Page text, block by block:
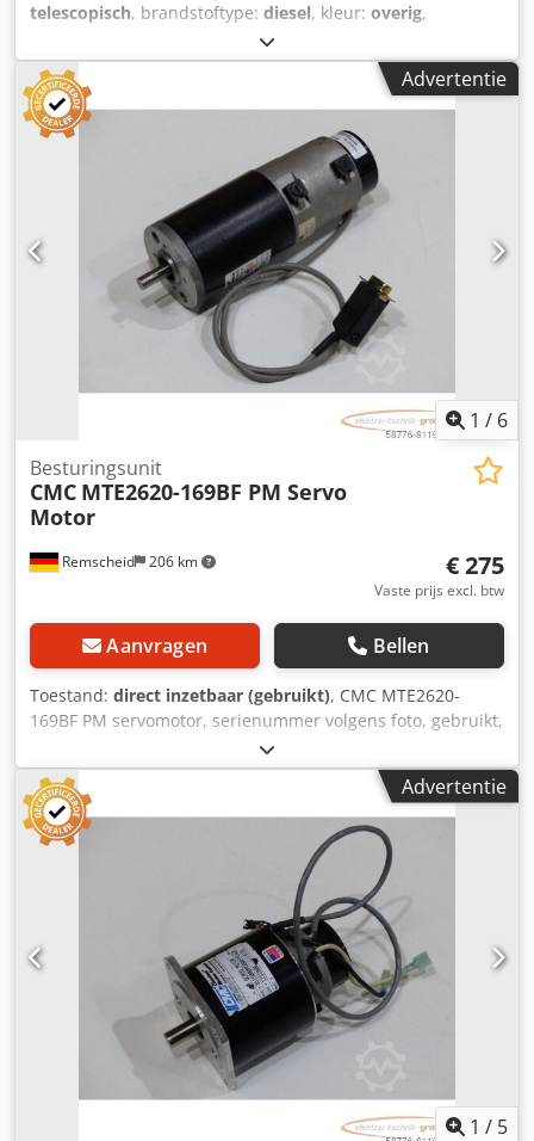
telescopisch, brandstoftype: diesel, kleur: overig,
Algemene informatie Kilometerstand: 92.626 km Kenteken:
VJ-350-F Technische informatie Djdpfxezlhmge Adyjck
Versnellingsbak: handgeschakeld Aandrijving:
voorwielaandrijving Toelaatbaar totaalgewicht: 3.410 kg
Functioneel Hefcapaciteit: 200 kg Werkhoogte: 2.100 cm
CE-markering: ja Staat Technische staat: goed Optische
staat: goed Mercedes Sprinter met CMC PLA210 – bouwjaar
2014 – 92.626 km (oplopend) Bouwjaar: 2014
Kilometerstand: 92.626 km Type hefplatform: CMC PLA210
ChassismMerk: Mercedes-Benz Sprinter Werkhoogte: 21
meter Maximale belasting van de werkkorf: 200 kg
(inclusief 2 personen) Aansluiting voor werkkorf: 220 V
Totaalgewicht: 3.410 kg CE-gecertificeerd Prijs exclusief
Advertentie
1 / 6
Remscheid 206 km
Besturingsunit
CMC MTE2620-169BF PM Servo
Motor
€ 275
Vaste prijs excl. btw
Aanvragen Bellen
Toestand: direct inzetbaar (gebruikt), CMC MTE2620-
169BF PM servomotor, serienummer volgens foto, gebruikt,
normale gebruikssporen, 100% functioneel,
leveringsomvang volgens foto's Dodpfx Aei D Hn Aodyock
Advertentie
1 / 5